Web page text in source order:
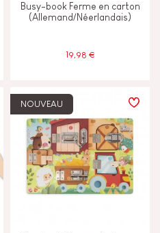
Busy-book Ferme en carton
(Allemand/Néerlandais)
19,98 €
NOUVEAU